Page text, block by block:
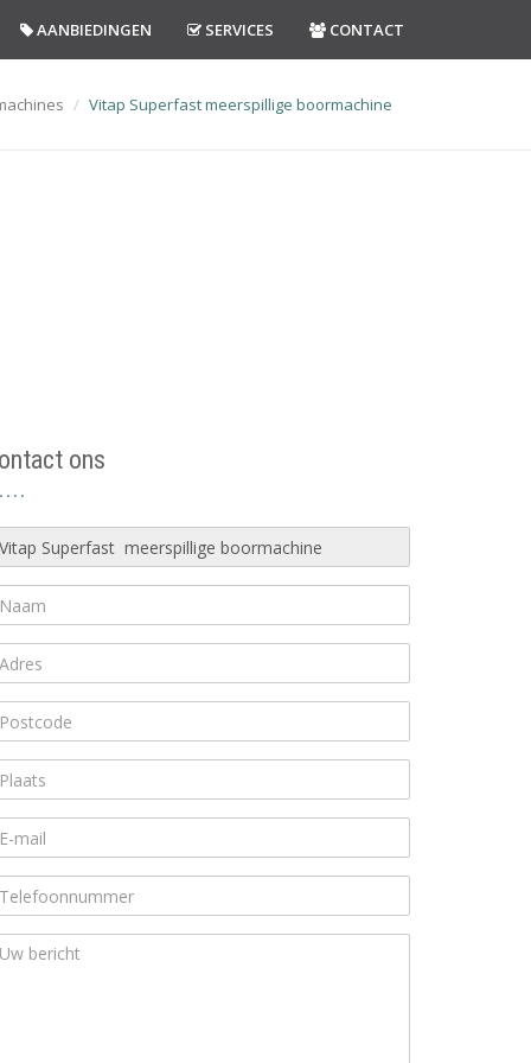
AANBIEDINGEN SERVICES CONTACT
Vitap Superfast meerspillige boormachine
ons